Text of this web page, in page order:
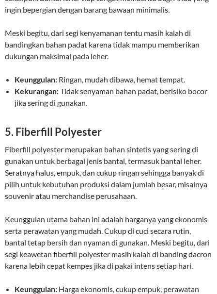
ingin bepergian dengan barang bawaan minimalis.
Meski begitu, dari segi kenyamanan tentu masih kalah di
bandingkan bahan padat karena tidak mampu memberikan
dukungan maksimal pada leher.
Keunggulan: Ringan, mudah dibawa, hemat tempat.
Kekurangan:Tidak senyaman bahan padat, berisiko bocor
jika sering di gunakan.
5. Fiberfill Polyester
Fiberfill polyester merupakan bahan sintetis yang sering di
gunakan untuk berbagai jenis bantal, termasuk bantal leher.
Seratnya halus, empuk, dan cukup ringan sehingga banyak di
pilih untuk kebutuhan produksi dalam jumlah besar, misalnya
souvenir atau merchandise perusahaan.
Keunggulan utama bahan ini adalah harganya yang ekonomis
serta perawatan yang mudah. Cukup di cuci secara rutin,
bantal tetap bersih dan nyaman di gunakan. Meski begitu, dari
segi keawetan fiberfill polyester masih kalah di banding dacron
karena lebih cepat kempes jika di pakai intens setiap hari.
Keunggulan: Harga ekonomis, cukup empuk, perawatan